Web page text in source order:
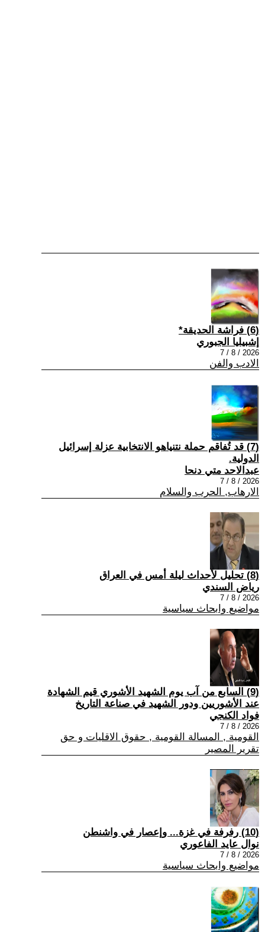
(6) فراشة الحديقة*
إشبيليا الجبوري
2026 / 8 / 7
الادب والفن
(7) قد تُفاقم حملة نتنياهو الانتخابية عزلة إسرائيل
الدولية.
عبدالاحد متي دنحا
2026 / 8 / 7
الارهاب, الحرب والسلام
(8) تحليل لأحداث ليلة أمس في العراق
رياض السندي
2026 / 8 / 7
مواضيع وابحاث سياسية
(9) السابع من آب يوم الشهيد الأشوري قيم الشهادة
عند الأشوريين ودور الشهيد في صناعة التاريخ
فواد الكنجي
2026 / 8 / 7
القومية , المسالة القومية , حقوق الاقليات و حق
تقرير المصير
(10) رفرفة في غزة... وإعصار في واشنطن
نوال عايد الفاعوري
2026 / 8 / 7
مواضيع وابحاث سياسية